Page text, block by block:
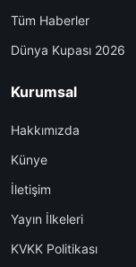
Tüm Haberler
Dünya Kupası 2026
Kurumsal
Hakkımızda
Künye
İletişim
Yayın İlkeleri
KVKK Politikası